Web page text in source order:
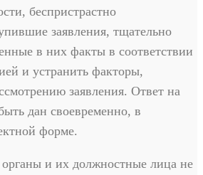
беспристрастно
заявления, тщательно
в них факты в соответствии
и устранить факторы,
заявления. Ответ на
дан своевременно, в
форме.
и их должностные лица не